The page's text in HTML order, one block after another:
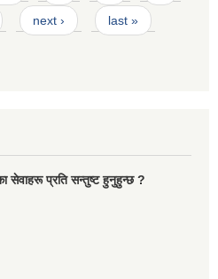
next › last »
सेवाहरू प्रति सन्तुष्ट हुनुहुन्छ ?